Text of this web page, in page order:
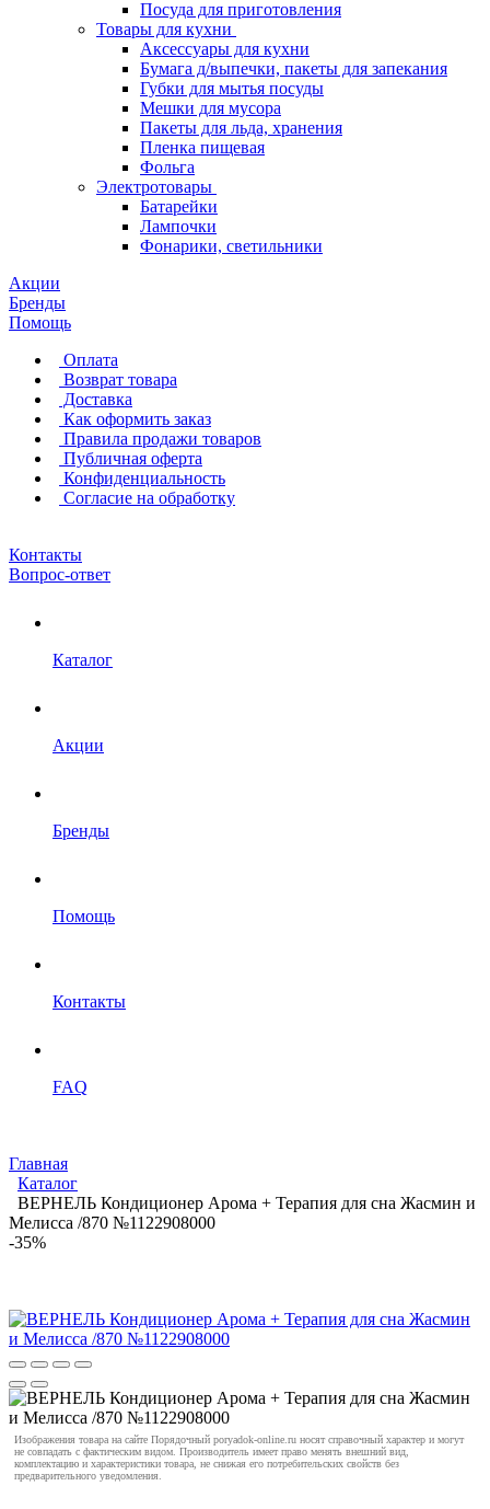
Посуда для приготовления
Товары для кухни
Аксессуары для кухни
Бумага д/выпечки, пакеты для запекания
Губки для мытья посуды
Мешки для мусора
Пакеты для льда, хранения
Пленка пищевая
Фольга
Электротовары
Батарейки
Лампочки
Фонарики, светильники
Акции
Бренды
Помощь
Оплата
Возврат товара
Доставка
Как оформить заказ
Правила продажи товаров
Публичная оферта
Конфиденциальность
Согласие на обработку
Контакты
Вопрос-ответ
Каталог
Акции
Бренды
Помощь
Контакты
FAQ
Главная
Каталог
ВЕРНЕЛЬ Кондиционер Арома + Терапия для сна Жасмин и
Мелисса /870 №1122908000
-35%
Изображения товара на сайте Порядочный poryadok-online.ru носят справочный характер и могут
не совпадать с фактическим видом. Производитель имеет право менять внешний вид,
комплектацию и характеристики товара, не снижая его потребительских свойств без
предварительного уведомления.